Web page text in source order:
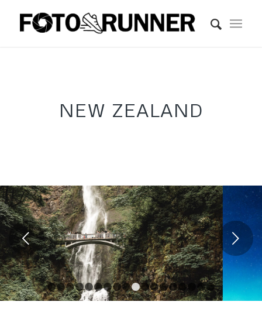
NEW ZEALAND
Posterior
1 2 3 4 5 6 7 8 9 1011 121314 15